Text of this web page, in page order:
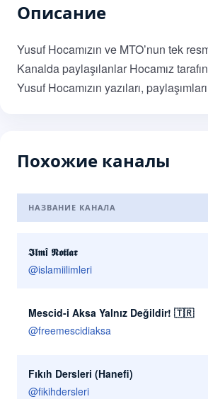
Описание
Yusuf Hocamızın ve MTO’nun tek
Kanalda paylaşılanlar Hocamız
Yusuf Hocamızın yazıları,
Похожие каналы
НАЗВАНИЕ КАНАЛА
𝕴̇𝖑𝖒î 𝕹𝖔𝖙𝖑𝖆𝖗
@islamiilimleri
Mescid-i Aksa Yalnız Değildir! 🇹🇷
@freemescidiaksa
Fıkıh Dersleri (Hanefi)
@fikihdersleri